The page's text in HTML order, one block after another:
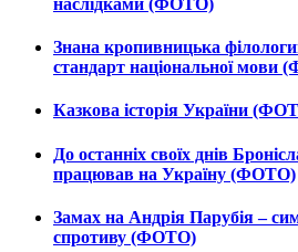
Знана кропивницька
стандарт національної мови
Казкова історія України
До останніх своїх днів
працював на Україну (ФОТО)
Замах на Андрія Парубія –
спротиву (ФОТО)